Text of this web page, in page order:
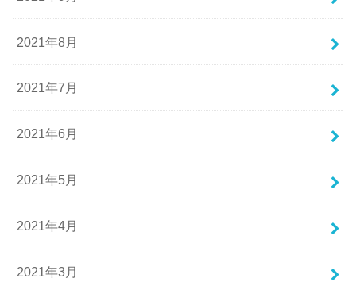
2021年8月
2021年7月
2021年6月
2021年5月
2021年4月
2021年3月